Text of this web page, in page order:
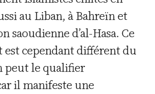
au Liban, à Bahreïn et
saoudienne d’al-Hasa. Ce
cependant différent du
peut le qualifier
il manifeste une